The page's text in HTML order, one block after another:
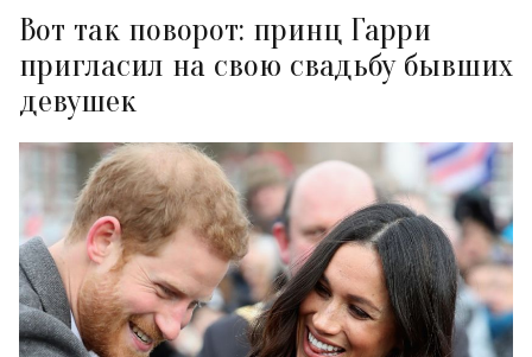
Вот так поворот: принц Гарри
пригласил на свою свадьбу бывших
девушек